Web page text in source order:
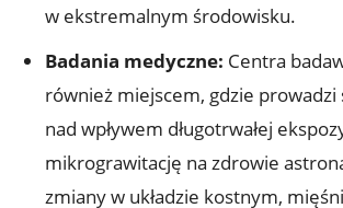
‌w ekstremalnym ‌środowisku.
Badania medyczne: ⁢Centra
również miejscem, gdzie prowadzi
nad wpływem długotrwałej
mikrograwitację na zdrowie
zmiany w układzie kostnym,⁢